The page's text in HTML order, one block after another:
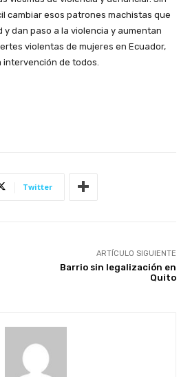
cambiar esos patrones machistas que
dan paso a la violencia y aumentan
violentas de mujeres en Ecuador,
de todos.
Twitter
ARTÍCULO SIGUIENTE
Barrio sin legalización en
Quito